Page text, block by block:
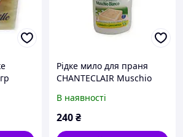
Рідке мило для праня
CHANTECLAIR Muschio
В наявності
240₴